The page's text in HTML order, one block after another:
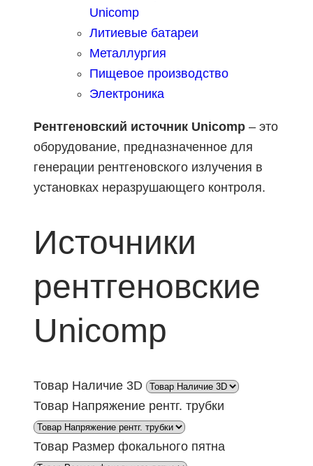
Unicomp
Литиевые батареи
Металлургия
Пищевое производство
Электроника
Рентгеновский источник Unicomp – это
оборудование, предназначенное для
генерации рентгеновского излучения в
установках неразрушающего контроля.
Источники
рентгеновские
Unicomp
Товар Наличие 3D
Товар Напряжение рентг. трубки
Товар Размер фокального пятна